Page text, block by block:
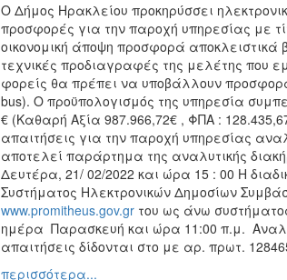
Ο Δήμος Ηρακλείου προκηρύσσει
προσφορές για την παροχή υπηρεσίας με
οικονομική άποψη προσφορά αποκλειστικά
τεχνικές προδιαγραφές της μελέτης που
φορείς θα πρέπει να υποβάλλουν
bus). O προϋπολογισμός της υπηρεσία
€ (Καθαρή Αξία 987.966,72€ , ΦΠΑ :
απαιτήσεις για την παροχή υπηρεσίας
αποτελεί παράρτημα της αναλυτικής
Δευτέρα, 21/ 02/2022 και ώρα 15 : 00 Η
Συστήματος Ηλεκτρονικών Δημοσίων
www.promitheus.gov.gr του ως άνω
ημέρα Παρασκευή και ώρα 11:00 π.μ.
απαιτήσεις δίδονται στο με αρ. πρωτ.
περισσότερα...